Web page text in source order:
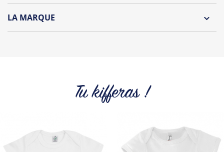
LA MARQUE
Tu kifferas !